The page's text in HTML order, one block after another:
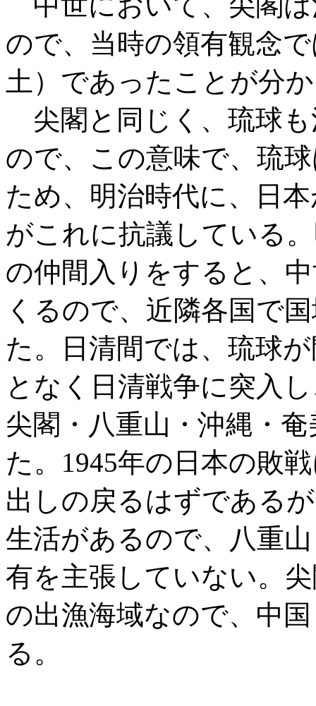
ので、当時の領有観念
土）であったことが分
尖閣と同じく、琉球
ので、この意味で、琉
ため、明治時代に、日
がこれに抗議している
の仲間入りをすると、
くるので、近隣各国で
た。日清間では、琉球
となく日清戦争に突入
尖閣・八重山・沖縄・
た。1945年の日本の敗
出しの戻るはずである
生活があるので、八重
有を主張していない。
の出漁海域なので、中
る。